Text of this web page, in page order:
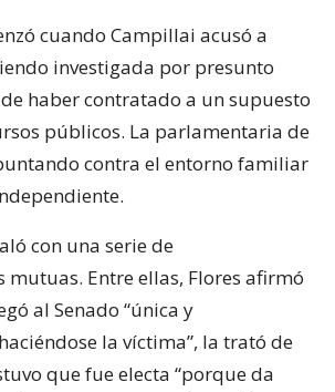
cuando Campillai acusó a
investigada por presunto
haber contratado a un supuesto
públicos. La parlamentaria de
contra el entorno familiar
con una serie de
mutuas. Entre ellas, Flores afirmó
al Senado “única y
la víctima”, la trató de
que fue electa “porque da